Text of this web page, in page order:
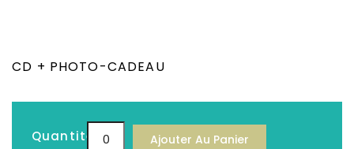
CD + PHOTO-CADEAU
Quantité Ajouter Au Panier